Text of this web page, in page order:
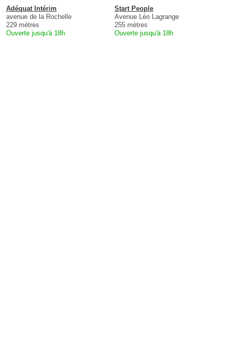
Adéquat Intérim
avenue de la Rochelle
229 mètres
Ouverte jusqu'à 18h
Start People
Avenue Léo Lagrange
255 mètres
Ouverte jusqu'à 18h